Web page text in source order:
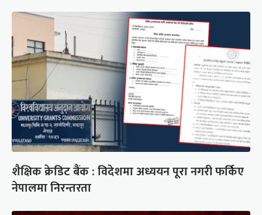
शैक्षिक क्रेडिट बैंक : विदेशमा अध्ययन पूरा नगरी फर्किए
नेपालमा निरन्तरता